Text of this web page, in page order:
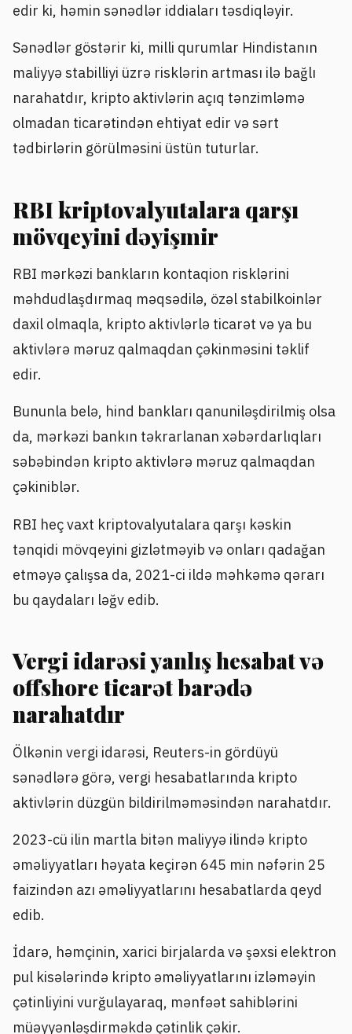
edir ki, həmin sənədlər iddiaları təsdiqləyir.
Sənədlər göstərir ki, milli qurumlar Hindistanın
maliyyə stabilliyi üzrə risklərin artması ilə bağlı
narahatdır, kripto aktivlərin açıq tənzimləmə
olmadan ticarətindən ehtiyat edir və sərt
tədbirlərin görülməsini üstün tuturlar.
RBI kriptovalyutalara qarşı
mövqeyini dəyişmir
RBI mərkəzi bankların kontaqion risklərini
məhdudlaşdırmaq məqsədilə, özəl stabilkoinlər
daxil olmaqla, kripto aktivlərlə ticarət və ya bu
aktivlərə məruz qalmaqdan çəkinməsini təklif
edir.
Bununla belə, hind bankları qanuniləşdirilmiş olsa
da, mərkəzi bankın təkrarlanan xəbərdarlıqları
səbəbindən kripto aktivlərə məruz qalmaqdan
çəkiniblər.
RBI heç vaxt kriptovalyutalara qarşı kəskin
tənqidi mövqeyini gizlətməyib və onları qadağan
etməyə çalışsa da, 2021-ci ildə məhkəmə qərarı
bu qaydaları ləğv edib.
Vergi idarəsi yanlış hesabat və
offshore ticarət barədə
narahatdır
Ölkənin vergi idarəsi, Reuters-in gördüyü
sənədlərə görə, vergi hesabatlarında kripto
aktivlərin düzgün bildirilməməsindən narahatdır.
2023-cü ilin martla bitən maliyyə ilində kripto
əməliyyatları həyata keçirən 645 min nəfərin 25
faizindən azı əməliyyatlarını hesabatlarda qeyd
edib.
İdarə, həmçinin, xarici birjalarda və şəxsi elektron
pul kisələrində kripto əməliyyatlarını izləməyin
çətinliyini vurğulayaraq, mənfəət sahiblərini
müəyyənləşdirməkdə çətinlik çəkir.